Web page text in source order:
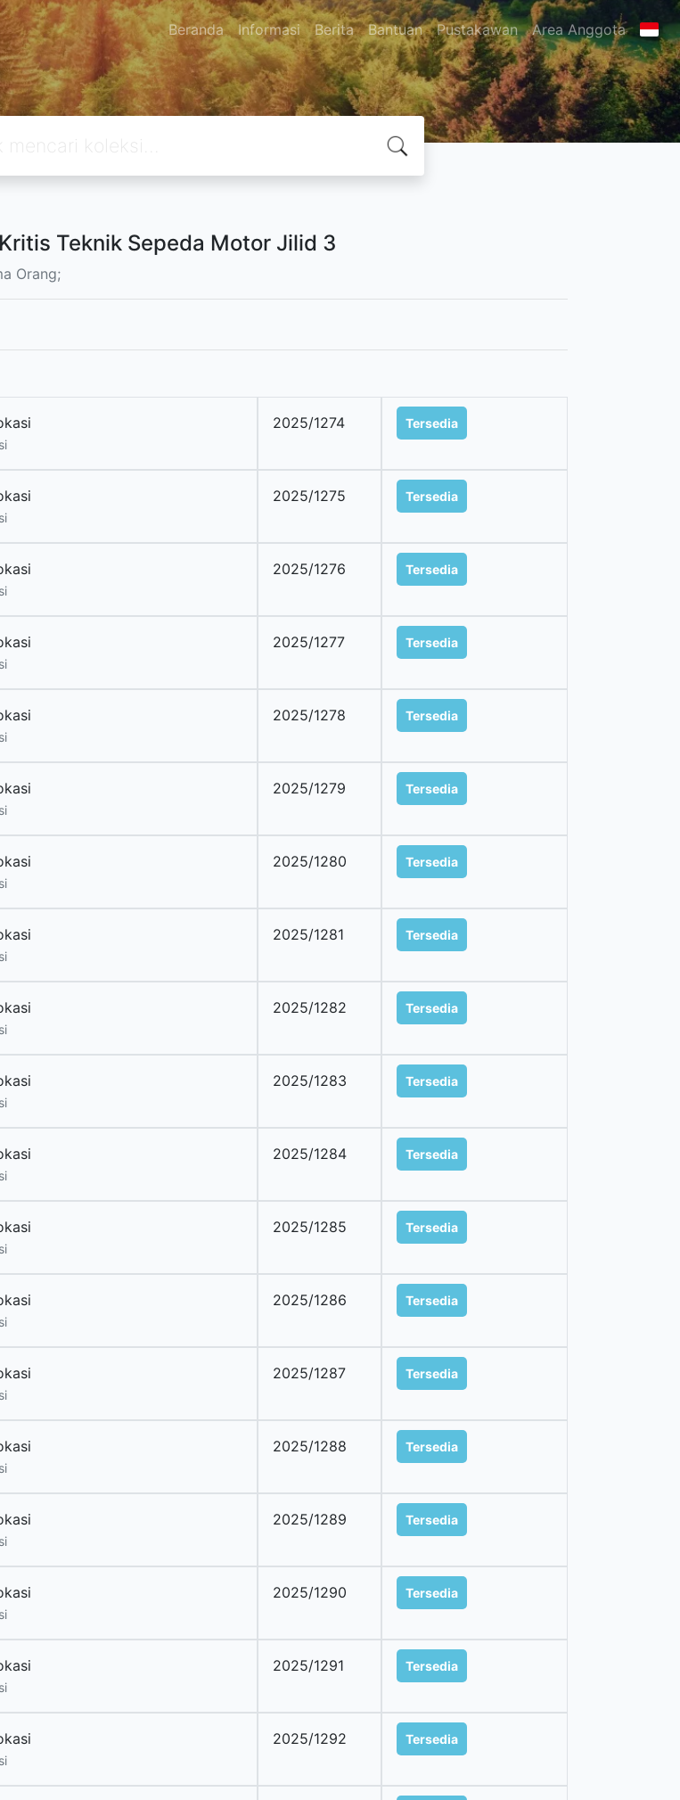
Beranda Informasi Berita Bantuan Pustakawan Area Anggota
Teknik Sepeda Motor Jilid 3
Orang;
2025/1274 Tersedia
2025/1275 Tersedia
2025/1276 Tersedia
2025/1277 Tersedia
2025/1278 Tersedia
2025/1279 Tersedia
2025/1280 Tersedia
2025/1281 Tersedia
2025/1282 Tersedia
2025/1283 Tersedia
2025/1284 Tersedia
2025/1285 Tersedia
2025/1286 Tersedia
2025/1287 Tersedia
2025/1288 Tersedia
2025/1289 Tersedia
2025/1290 Tersedia
2025/1291 Tersedia
2025/1292 Tersedia